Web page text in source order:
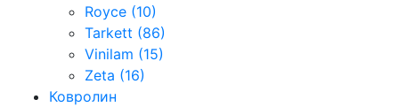
Royce (10)
Tarkett (86)
Vinilam (15)
Zeta (16)
Ковролин